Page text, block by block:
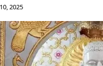
2025